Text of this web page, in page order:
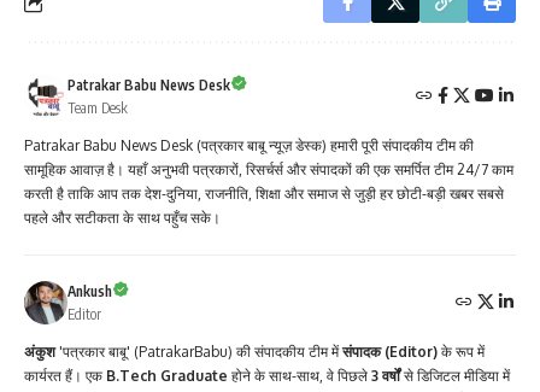
Patrakar Babu News Desk
Team Desk
Patrakar Babu News Desk (पत्रकार बाबू न्यूज़ डेस्क) हमारी पूरी संपादकीय टीम की
सामूहिक आवाज़ है। यहाँ अनुभवी पत्रकारों, रिसर्चर्स और संपादकों की एक समर्पित टीम 24/7 काम
करती है ताकि आप तक देश-दुनिया, राजनीति, शिक्षा और समाज से जुड़ी हर छोटी-बड़ी खबर सबसे
पहले और सटीकता के साथ पहुँच सके।
Ankush
Editor
अंकुश'पत्रकार बाबू' (PatrakarBabu) की संपादकीय टीम मेंसंपादक (Editor) के रूप में
कार्यरत हैं। एक B.Tech Graduate होने के साथ-साथ, वे पिछले 3 वर्षोंसे डिजिटल मीडिया में